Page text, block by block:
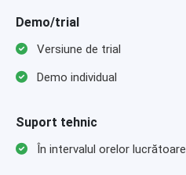
Demo/trial
Versiune de trial
Demo individual
Suport tehnic
În intervalul orelor lucrătoare